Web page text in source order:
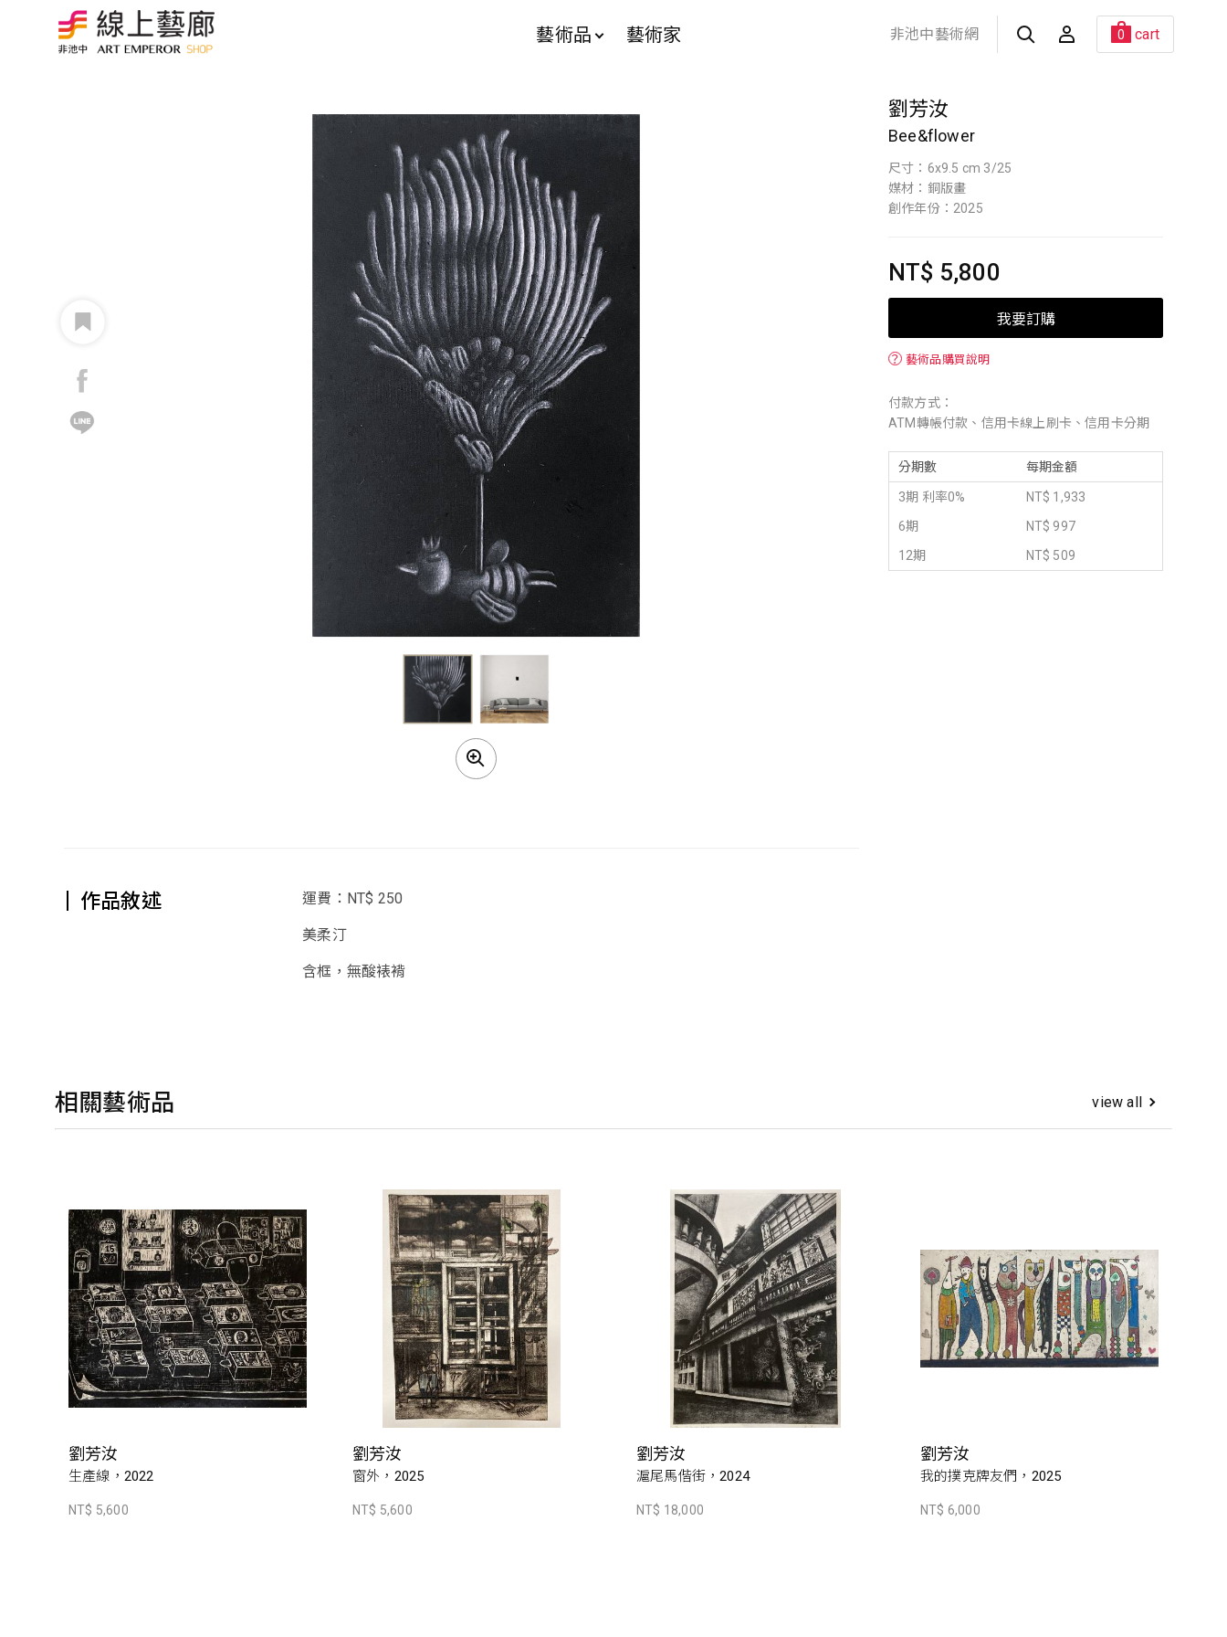
藝術品 藝術家 非池中藝術網 0 cart
劉芳汝
Bee&flower
尺寸：6x9.5 cm 3/25
媒材：銅版畫
創作年份：2025
NT$ 5,800
我要訂購
？ 藝術品購買說明
付款方式：
ATM轉帳付款、信用卡線上刷卡、信用卡分期
分期數 每期金額
3期 利率0%
NT$ 1,933
6期
NT$ 997
12期
NT$ 509
作品敘述 運費：NT$ 250
美柔汀
含框，無酸裱褙
相關藝術品 view all
劉芳汝
生產線，2022
NT$ 5,600
劉芳汝
窗外，2025
NT$ 5,600
劉芳汝
滬尾馬偕街，2024
NT$ 18,000
劉芳汝
我的撲克牌友們，2025
NT$ 6,000